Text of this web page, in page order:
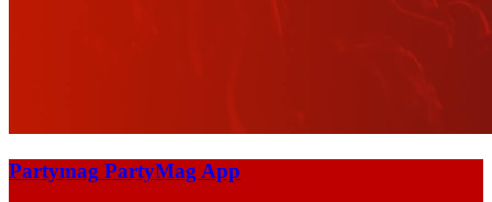
Partymag PartyMag App